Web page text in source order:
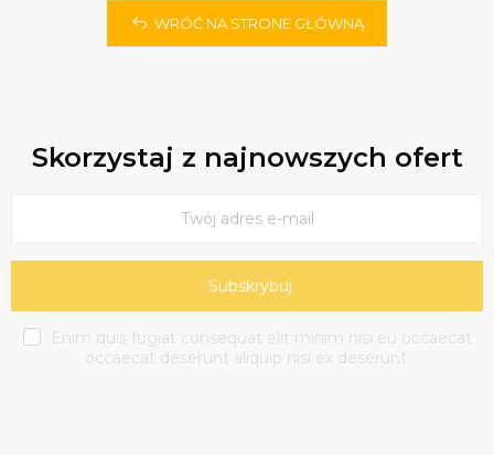
WRÓĆ NA STRONE GŁÓWNĄ
Skorzystaj z najnowszych ofert
Subskrybuj
Enim quis fugiat consequat elit minim nisi eu occaecat
occaecat deserunt aliquip nisi ex deserunt.